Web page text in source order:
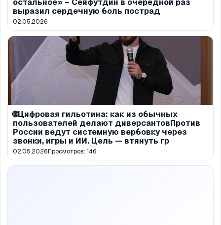
остальное» – Сейфутдин в очередной раз
выразил сердечную боль пострад
02.05.2026
🌐Цифровая гильотина: как из обычных
пользователей делают диверсантовПротив
России ведут системную вербовку через
звонки, игры и ИИ. Цель — втянуть гр
02.05.2026Просмотров: 146